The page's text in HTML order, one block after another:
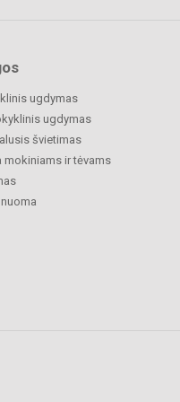
ugdymas
ugdymas
švietimas
mokiniams ir tėvams